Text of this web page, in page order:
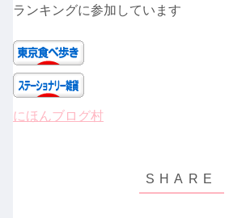
ランキングに参加しています
にほんブログ村